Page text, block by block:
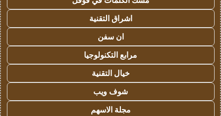
اشراق التقنية
ان سفن
مرابع التكنولوجيا
خيال التقنية
شوف ويب
مجلة الاسهم